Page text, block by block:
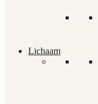
Lichaam